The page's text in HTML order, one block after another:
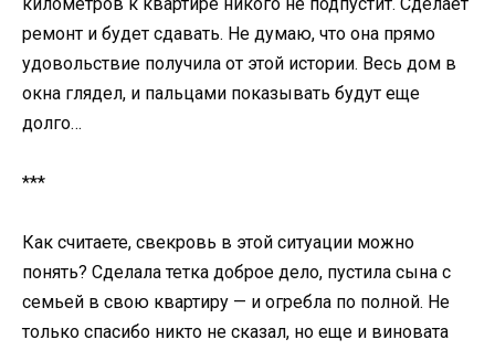
ремонт и будет сдавать. Не думаю, что она прямо
удовольствие получила от этой истории. Весь дом в
окна глядел, и пальцами показывать будут еще
долго…
***
Как считаете, свекровь в этой ситуации можно
понять? Сделала тетка доброе дело, пустила сына с
семьей в свою квартиру — и огребла по полной. Не
только спасибо никто не сказал, но еще и виновата